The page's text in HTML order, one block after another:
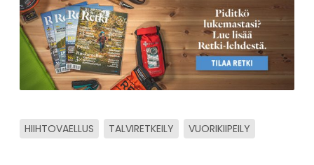
HIIHTOVAELLUS TALVIRETKEILY VUORIKIIPEILY